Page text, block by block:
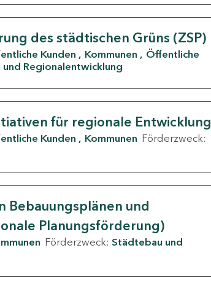
des städtischen Grüns (ZSP)
Kunden Kommunen
Öffentliche
Regionalentwicklung
für regionale Entwicklung
Kunden Kommunen Förderzweck:
Bebauungsplänen und
Planungsförderung)
Förderzweck: Städtebau und